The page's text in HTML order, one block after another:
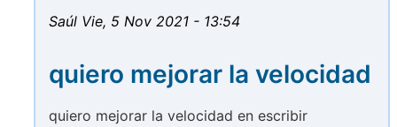
Saúl Vie, 5 Nov 2021 - 13:54
quiero mejorar la velocidad
quiero mejorar la velocidad en escribir